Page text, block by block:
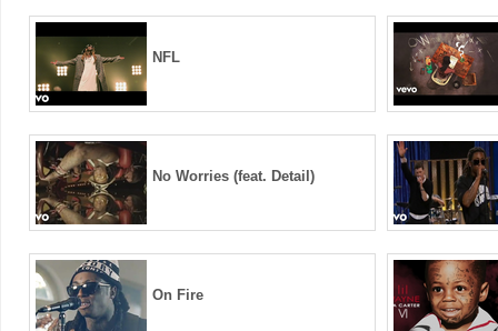
NFL
No Worries (feat. Detail)
On Fire